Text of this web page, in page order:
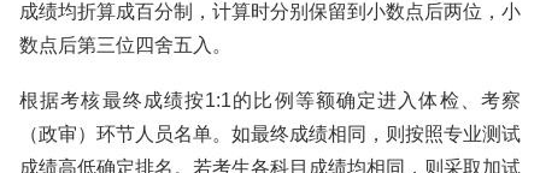
成绩均折算成百分制，计算时分别保留到小数点后两位，小
数点后第三位四舍五入。
根据考核最终成绩按1:1的比例等额确定进入体检、考察
（政审）环节人员名单。如最终成绩相同，则按照专业测试
成绩高低确定排名。若考生各科目成绩均相同，则采取加试